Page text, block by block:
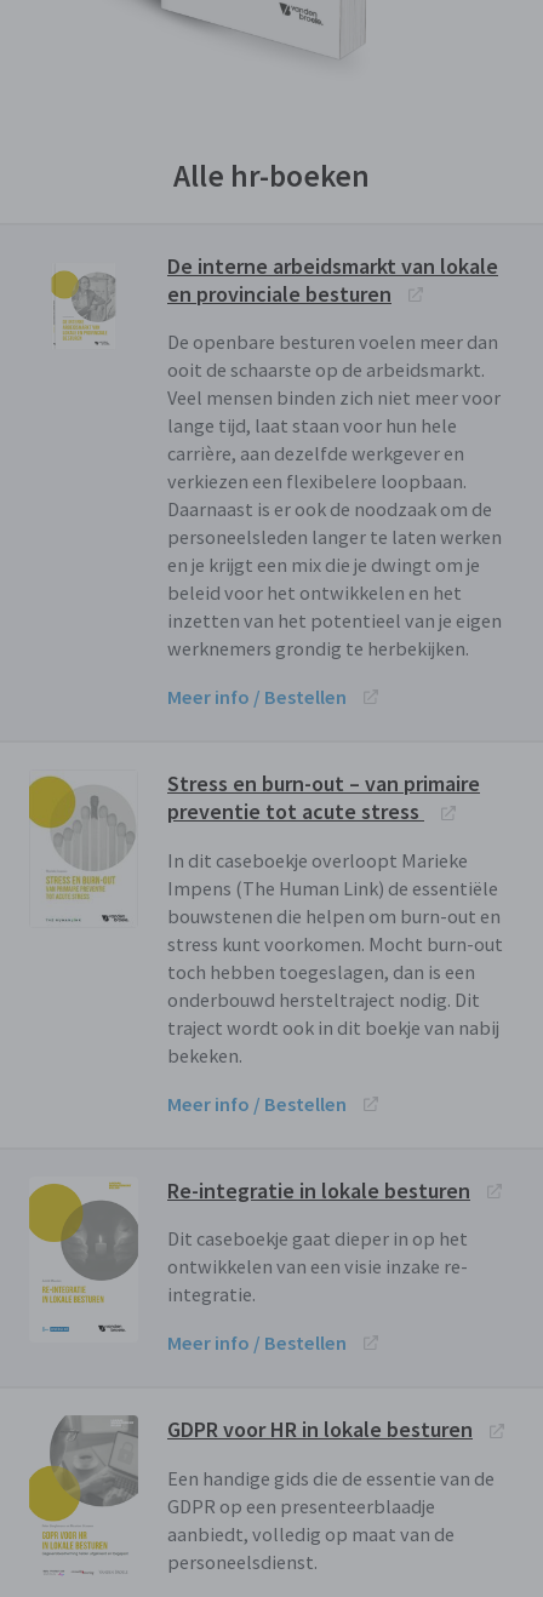
Alle hr-boeken
De interne arbeidsmarkt van lokale
en provinciale besturen
De openbare besturen voelen meer dan
ooit de schaarste op de arbeidsmarkt.
Veel mensen binden zich niet meer voor
lange tijd, laat staan voor hun hele
carrière, aan dezelfde werkgever en
verkiezen een flexibelere loopbaan.
Daarnaast is er ook de noodzaak om de
personeelsleden langer te laten werken
en je krijgt een mix die je dwingt om je
beleid voor het ontwikkelen en het
inzetten van het potentieel van je eigen
werknemers grondig te herbekijken.
Meer info / Bestellen
Stress en burn-out – van primaire
preventie tot acute stress
In dit caseboekje overloopt Marieke
Impens (The Human Link) de essentiële
bouwstenen die helpen om burn-out en
stress kunt voorkomen. Mocht burn-out
toch hebben toegeslagen, dan is een
onderbouwd hersteltraject nodig. Dit
traject wordt ook in dit boekje van nabij
bekeken.
Meer info / Bestellen
Re-integratie in lokale besturen
Dit caseboekje gaat dieper in op het
ontwikkelen van een visie inzake re-
integratie.
Meer info / Bestellen
GDPR voor HR in lokale besturen
Een handige gids die de essentie van de
GDPR op een presenteerblaadje
aanbiedt, volledig op maat van de
personeelsdienst.